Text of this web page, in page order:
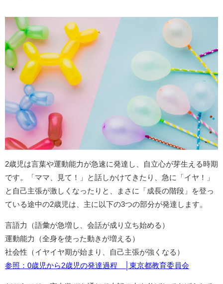
2歳児は言葉や運動能力が急速に発達し、自立心が芽生える時期
です。「ママ、見て！」と話しかけてきたり、急に「イヤ！」
と自己主張が激しくなったりと、まさに「成長の階段」を登っ
ている途中の2歳児は、主に以下の3つの部分が発達します。
言語力（語彙が急増し、会話が成り立ち始める）
運動能力（全身を使った動きが増える）
社会性（イヤイヤ期が始まり、自己主張が強くなる）
参照：0歳児から2歳児の発達過程 │東京都教育委員会